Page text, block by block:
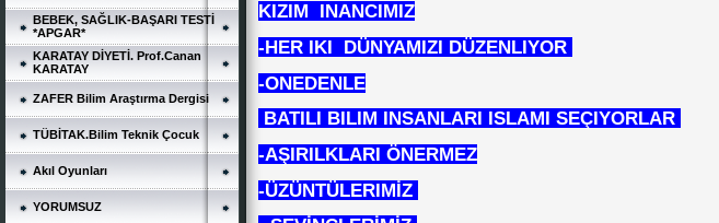
BEBEK, SAĞLIK-BAŞARI TESTİ
*APGAR*
KARATAY DİYETİ. Prof.Canan
KARATAY
ZAFER Bilim Araştırma Dergisi
TÜBİTAK.Bilim Teknik Çocuk
Akıl Oyunları
YORUMSUZ
KIZIM INANCIMIZ
-HER IKI DÜNYAMIZI DÜZENLIYOR
-ONEDENLE
BATILI BILIM INSANLARI ISLAMI SEÇIYORLAR
-AŞIRILKLARI ÖNERMEZ
-ÜZÜNTÜLERIMİZ